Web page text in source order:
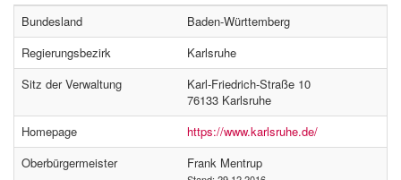
Bundesland
Baden-Württemberg
Regierungsbezirk
Karlsruhe
Sitz der Verwaltung
Karl-Friedrich-Straße 10
76133 Karlsruhe
Homepage
https://www.karlsruhe.de/
Oberbürgermeister
Frank Mentrup